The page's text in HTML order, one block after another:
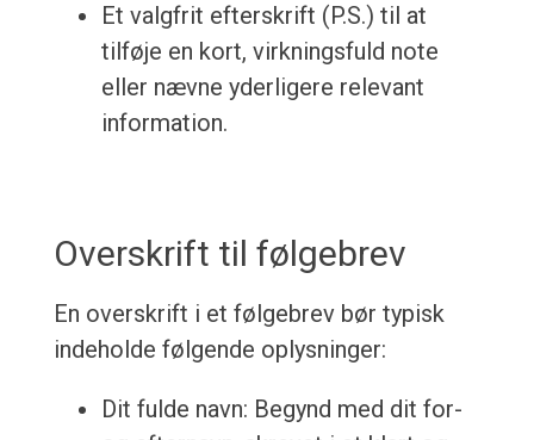
Et valgfrit efterskrift (P.S.) til at
tilføje en kort, virkningsfuld note
eller nævne yderligere relevant
information.
Overskrift til følgebrev
En overskrift i et følgebrev bør typisk
indeholde følgende oplysninger:
Dit fulde navn: Begynd med dit for-